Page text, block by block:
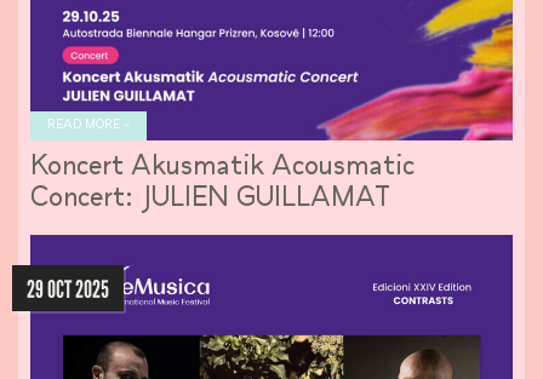
READ MORE »
Koncert Akusmatik Acousmatic
Concert: JULIEN GUILLAMAT
29 OCT 2025